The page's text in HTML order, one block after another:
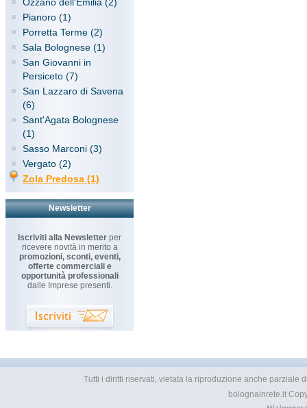
Pianoro (1)
Porretta Terme (2)
Sala Bolognese (1)
San Giovanni in
Persiceto (7)
San Lazzaro di Savena
(6)
Sant'Agata Bolognese
(1)
Sasso Marconi (3)
Vergato (2)
Zola Predosa (1)
Newsletter
Iscriviti alla Newsletter per
ricevere novità in merito a
promozioni, sconti, eventi,
offerte commerciali e
opportunità professionali
dalle Imprese presenti.
Tutti i diritti riservati, vietata la riproduzione anche parziale
bolognainrete.it